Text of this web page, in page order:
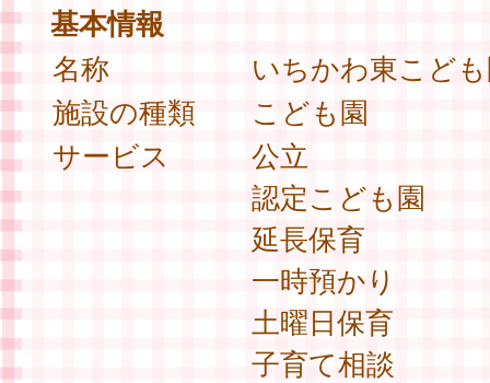
基本情報
名称
いちかわ東こど
施設の種類
こども園
サービス
公立
認定こども園
延長保育
一時預かり
土曜日保育
子育て相談